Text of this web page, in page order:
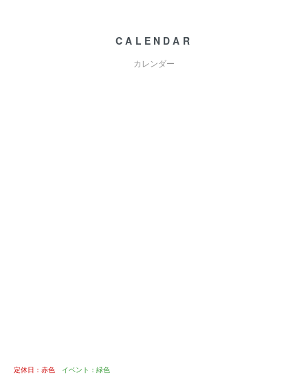
CALENDAR
カレンダー
定休日：赤色 イベント：緑色